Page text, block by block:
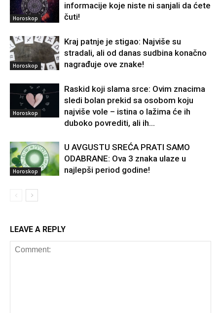
Horoskop
informacije koje niste ni sanjali da ćete
čuti!
Horoskop
Kraj patnje je stigao: Najviše su
stradali, ali od danas sudbina konačno
nagrađuje ove znake!
Horoskop
Raskid koji slama srce: Ovim znacima
sledi bolan prekid sa osobom koju
najviše vole – istina o lažima će ih
duboko povrediti, ali ih...
Horoskop
U AVGUSTU SREĆA PRATI SAMO
ODABRANE: Ova 3 znaka ulaze u
najlepši period godine!
LEAVE A REPLY